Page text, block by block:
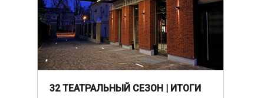
32 ТЕАТРАЛЬНЫЙ СЕЗОН | ИТОГИ